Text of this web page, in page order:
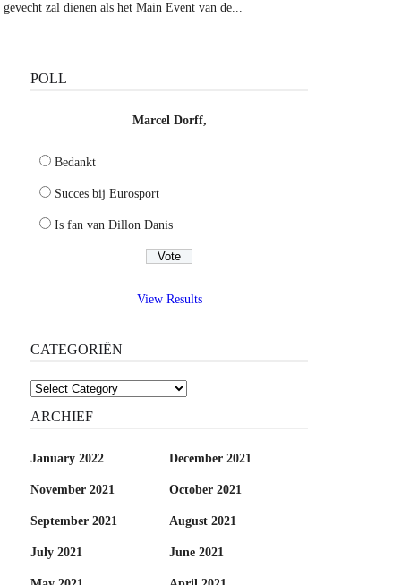
gevecht zal dienen als het Main Event van de...
POLL
Marcel Dorff,
Bedankt
Succes bij Eurosport
Is fan van Dillon Danis
View Results
CATEGORIËN
Categoriën
ARCHIEF
January 2022 December 2021
November 2021 October 2021
September 2021 August 2021
July 2021 June 2021